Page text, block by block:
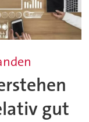
gut